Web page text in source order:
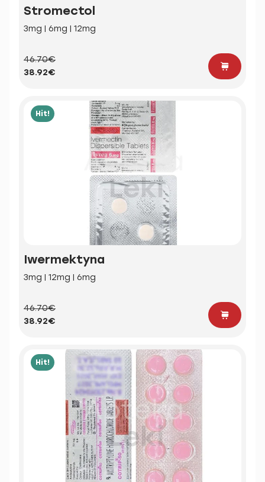
Stromectol
3mg | 6mg | 12mg
46.70€
38.92€
Hit!
Iwermektyna
3mg | 12mg | 6mg
46.70€
38.92€
Hit!